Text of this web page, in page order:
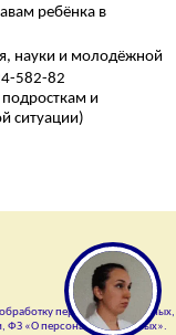
ребёнка в
науки и молодёжной
582-82
и
ситуации)
персональных данных,
ФЗ «О персональных данных».